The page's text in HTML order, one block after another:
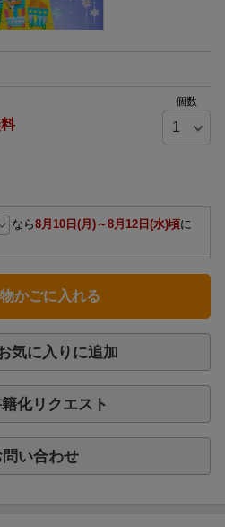
個数
なら8月10日(月)～8月12日(水)頃に
かごに入れる
気に入りに追加
化リクエスト
問い合わせ